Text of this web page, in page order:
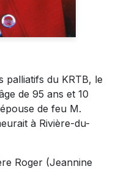
palliatifs du KRTB, le
de 95 ans et 10
de feu M.
à Rivière-du-
Roger (Jeannine